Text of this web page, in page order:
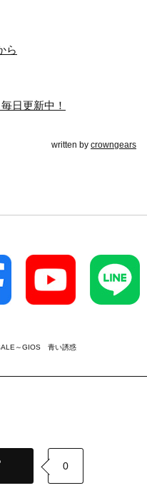
ら
日更新中！
written by crowngears
～GIOS 青い誘惑
0